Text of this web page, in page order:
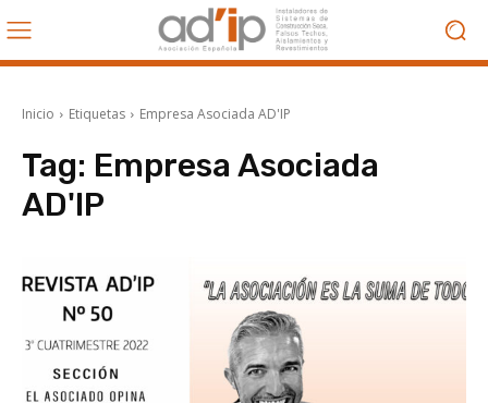
Inicio Etiquetas Empresa Asociada AD'IP
Tag: Empresa Asociada
AD'IP